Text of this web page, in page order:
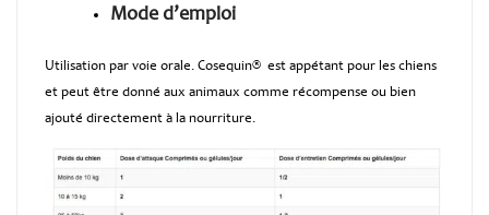
Mode d’emploi
Utilisation par voie orale. Cosequin® est appétant pour les chiens
et peut être donné aux animaux comme récompense ou bien
ajouté directement à la nourriture.